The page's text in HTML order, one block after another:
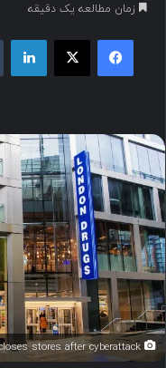
ی
ک
س
ا
ل
ک
ن
ی
د
ل
ب
ی
ل
زمان مطالعه یک دقیقه
فیسبوک ایکس لینکداین